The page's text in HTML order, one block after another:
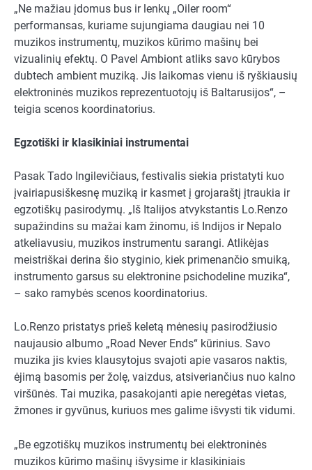
„Ne mažiau įdomus bus ir lenkų „Oiler room“
performansas, kuriame sujungiama daugiau nei 10
muzikos instrumentų, muzikos kūrimo mašinų bei
vizualinių efektų. O Pavel Ambiont atliks savo kūrybos
dubtech ambient muziką. Jis laikomas vienu iš ryškiausių
elektroninės muzikos reprezentuotojų iš Baltarusijos“, –
teigia scenos koordinatorius.
Egzotiški ir klasikiniai instrumentai
Pasak Tado Ingilevičiaus, festivalis siekia pristatyti kuo
įvairiapusiškesnę muziką ir kasmet į grojaraštį įtraukia ir
egzotiškų pasirodymų. „Iš Italijos atvykstantis Lo.Renzo
supažindins su mažai kam žinomu, iš Indijos ir Nepalo
atkeliavusiu, muzikos instrumentu sarangi. Atlikėjas
meistriškai derina šio styginio, kiek primenančio smuiką,
instrumento garsus su elektronine psichodeline muzika“,
– sako ramybės scenos koordinatorius.
Lo.Renzo pristatys prieš keletą mėnesių pasirodžiusio
naujausio albumo „Road Never Ends“ kūrinius. Savo
muzika jis kvies klausytojus svajoti apie vasaros naktis,
ėjimą basomis per žolę, vaizdus, atsiveriančius nuo kalno
viršūnės. Tai muzika, pasakojanti apie neregėtas vietas,
žmones ir gyvūnus, kuriuos mes galime išvysti tik vidumi.
„Be egzotiškų muzikos instrumentų bei elektroninės
muzikos kūrimo mašinų išvysime ir klasikiniais